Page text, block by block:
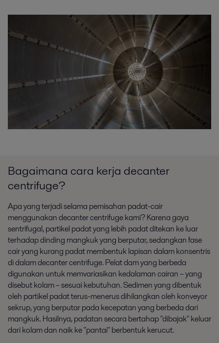
Bagaimana cara kerja decanter
centrifuge?
Apa yang terjadi selama pemisahan padat-cair
menggunakan decanter centrifuge kami? Karena gaya
sentrifugal, partikel padat yang lebih padat ditekan ke luar
terhadap dinding mangkuk yang berputar, sedangkan fase
cair yang kurang padat membentuk lapisan dalam konsentris
di dalam decanter centrifuge. Pelat dam yang berbeda
digunakan untuk memvariasikan kedalaman cairan – yang
disebut kolam – sesuai kebutuhan. Sedimen yang dibentuk
oleh partikel padat terus-menerus dihilangkan oleh konveyor
sekrup, yang berputar pada kecepatan yang berbeda dari
mangkuk. Hasilnya, padatan secara bertahap "dibajak" keluar
dari kolam dan naik ke "pantai" berbentuk kerucut.